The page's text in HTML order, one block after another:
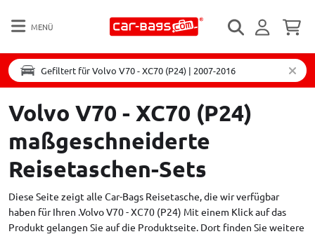
MENÜ
Gefiltert für Volvo V70 - XC70 (P24) | 2007-2016
Volvo V70 - XC70 (P24)
maßgeschneiderte
Reisetaschen-Sets
Diese Seite zeigt alle Car-Bags Reisetasche, die wir verfügbar
haben für Ihren .Volvo V70 - XC70 (P24) Mit einem Klick auf das
Produkt gelangen Sie auf die Produktseite. Dort finden Sie weitere